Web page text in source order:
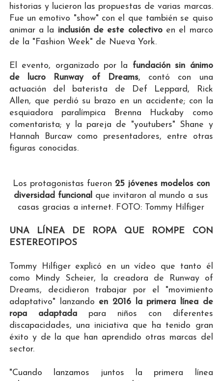
historias y lucieron las propuestas de varias marcas.
Fue un emotivo "show" con el que también se quiso
animar a la inclusión de este colectivoen el marco
de la "Fashion Week" de Nueva York.
El evento, organizado por la fundación sin ánimo
de lucro Runway of Dreams, contó con una
actuación del baterista de Def Leppard, Rick
Allen, que perdió su brazo en un accidente; con la
esquiadora paralímpica Brenna Huckaby como
comentarista; y la pareja de "youtubers" Shane y
Hannah Burcaw como presentadores, entre otras
figuras conocidas.
Los protagonistas fueron 25 jóvenes modelos con
diversidad funcional que invitaron al mundo a sus
casas gracias a internet. FOTO: Tommy Hilfiger
UNA LÍNEA DE ROPA QUE ROMPE CON
ESTEREOTIPOS
Tommy Hilfiger explicó en un vídeo que tanto él
como Mindy Scheier, la creadora de Runway of
Dreams, decidieron trabajar por el "movimiento
adaptativo" lanzando en 2016 la primera línea de
ropa adaptadapara niños con diferentes
discapacidades, una iniciativa que ha tenido gran
éxito y de la que han aprendido otras marcas del
sector.
"Cuando lanzamos juntos la primera línea